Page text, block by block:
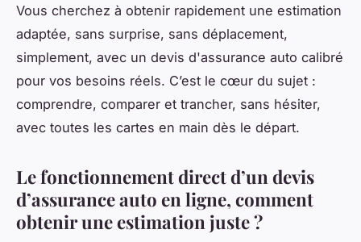
Vous cherchez à obtenir rapidement une estimation
adaptée, sans surprise, sans déplacement,
simplement, avec un devis d'assurance auto calibré
pour vos besoins réels. C’est le cœur du sujet :
comprendre, comparer et trancher, sans hésiter,
avec toutes les cartes en main dès le départ.
Le fonctionnement direct d’un devis
d’assurance auto en ligne, comment
obtenir une estimation juste ?